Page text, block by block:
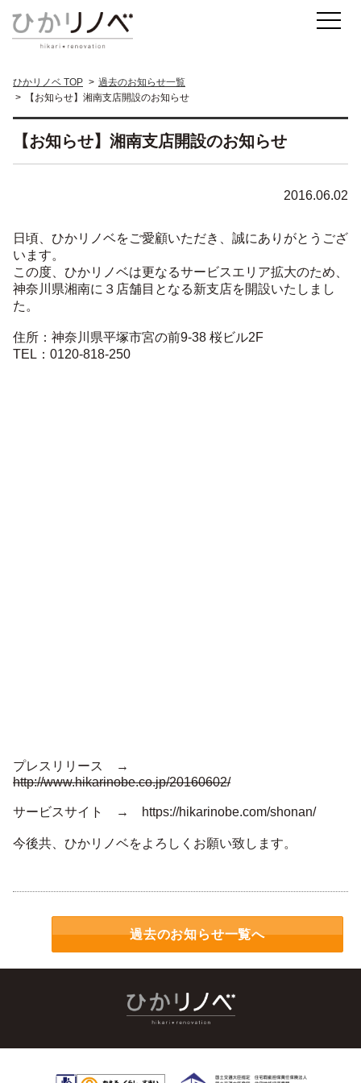
ひかリノベ TOP
過去のお知らせ一覧
【お知らせ】湘南支店開設のお知らせ
【お知らせ】湘南支店開設のお知らせ
2016.06.02
日頃、ひかリノベをご愛顧いただき、誠にありがとうござ
います。
この度、ひかリノベは更なるサービスエリア拡大のため、
神奈川県湘南に３店舗目となる新支店を開設いたしまし
た。
住所：神奈川県平塚市宮の前9-38 桜ビル2F
TEL：0120-818-250
プレスリリース →
http://www.hikarinobe.co.jp/20160602/
サービスサイト → https://hikarinobe.com/shonan/
今後共、ひかリノベをよろしくお願い致します。
過去のお知らせ一覧へ